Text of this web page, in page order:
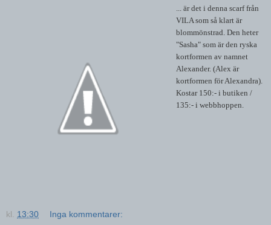
... är det i denna scarf från
VILA som så klart är
blommönstrad. Den heter
"Sasha" som är den ryska
kortformen av namnet
Alexander. (Alex är
kortformen för Alexandra).
Kostar 150:- i butiken /
135:- i webbhoppen.
kl. 13:30 Inga kommentarer: